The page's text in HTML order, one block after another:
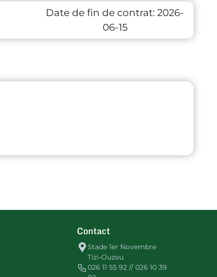
Date de fin de contrat: 2026-
06-15
Contact
Stade 1er Novembre
Tizi-Ouzou
026 11 55 92 // 026 10 39